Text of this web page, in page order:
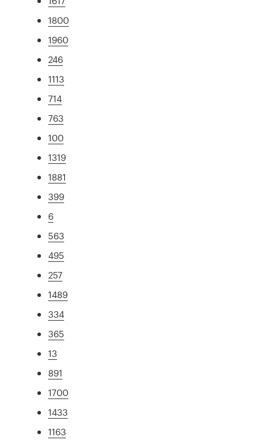
1800
1960
246
1113
714
763
100
1319
1881
399
6
563
495
257
1489
334
365
13
891
1700
1433
1163